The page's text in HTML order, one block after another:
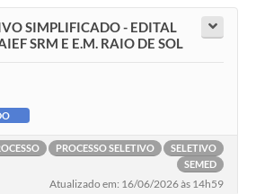
SIMPLIFICADO - EDITAL
SRM E E.M. RAIO DE SOL
PROCESSO SELETIVO
SELETIVO
SEMED
Atualizado em: 16/06/2026 às 14h59